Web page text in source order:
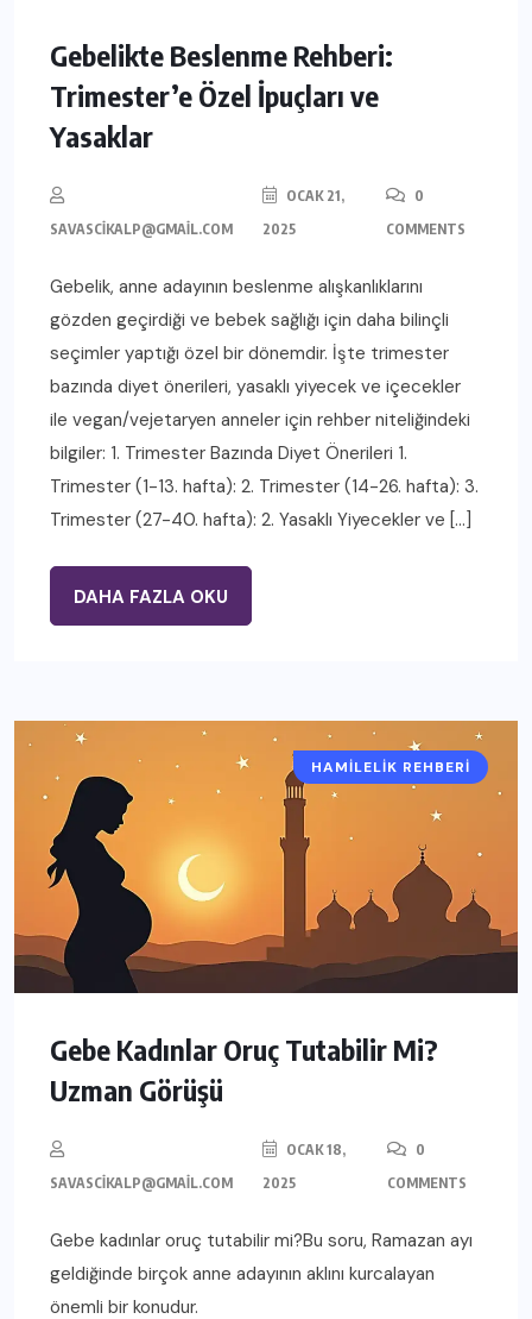
Gebelikte Beslenme Rehberi:
Trimester’e Özel İpuçları ve
Yasaklar
SAVASCIKALP@GMAIL.COM
OCAK 21,
2025
0
COMMENTS
Gebelik, anne adayının beslenme alışkanlıklarını
gözden geçirdiği ve bebek sağlığı için daha bilinçli
seçimler yaptığı özel bir dönemdir. İşte trimester
bazında diyet önerileri, yasaklı yiyecek ve içecekler
ile vegan/vejetaryen anneler için rehber niteliğindeki
bilgiler: 1. Trimester Bazında Diyet Önerileri 1.
Trimester (1-13. hafta): 2. Trimester (14-26. hafta): 3.
Trimester (27-40. hafta): 2. Yasaklı Yiyecekler ve […]
DAHA FAZLA OKU
HAMILELIK REHBERI
Gebe Kadınlar Oruç Tutabilir Mi?
Uzman Görüşü
SAVASCIKALP@GMAIL.COM
OCAK 18,
2025
0
COMMENTS
Gebe kadınlar oruç tutabilir mi?Bu soru, Ramazan ayı
geldiğinde birçok anne adayının aklını kurcalayan
önemli bir konudur.